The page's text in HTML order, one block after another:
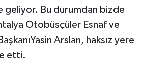
geliyor. Bu durumdan bizde
Otobüsçüler Esnaf ve
Arslan, haksız yere
etti.